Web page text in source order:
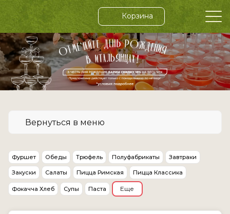
Корзина
Вернуться в меню
Фуршет Обеды Трюфель Полуфабрикаты Завтраки
Закуски Салаты Пицца Римская Пицца Классика
Фокачча Хлеб Супы Паста Еще